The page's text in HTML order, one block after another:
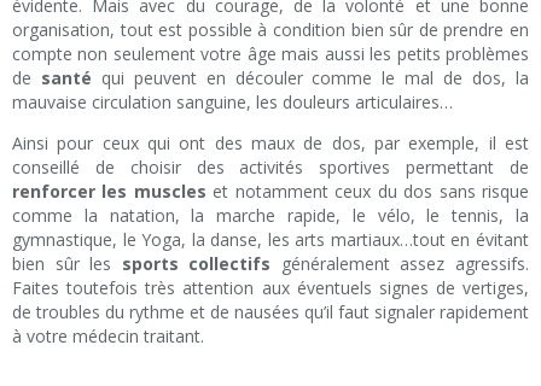
évidente. Mais avec du courage, de la volonté et une bonne
organisation, tout est possible à condition bien sûr de prendre en
compte non seulement votre âge mais aussi les petits problèmes
de santé qui peuvent en découler comme le mal de dos, la
mauvaise circulation sanguine, les douleurs articulaires…
Ainsi pour ceux qui ont des maux de dos, par exemple, il est
conseillé de choisir des activités sportives permettant de
renforcer les muscles et notamment ceux du dos sans risque
comme la natation, la marche rapide, le vélo, le tennis, la
gymnastique, le Yoga, la danse, les arts martiaux…tout en évitant
bien sûr les sports collectifs généralement assez agressifs.
Faites toutefois très attention aux éventuels signes de vertiges,
de troubles du rythme et de nausées qu’il faut signaler rapidement
à votre médecin traitant.